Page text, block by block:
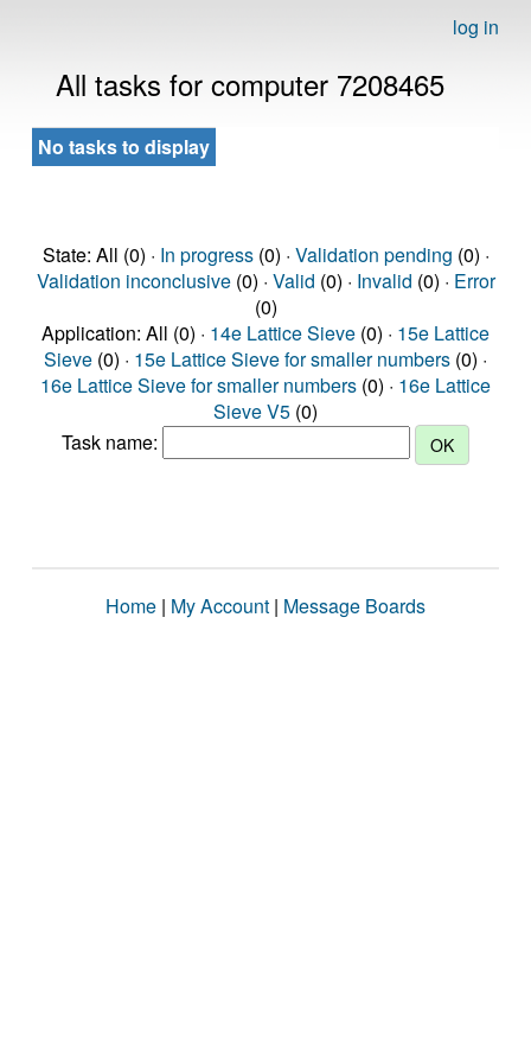
log in
All tasks for computer 7208465
No tasks to display
State: All (0) · In progress(0) · Validation pending (0) ·
Validation inconclusive(0) · Valid (0) · Invalid (0) · Error
(0)
Application: All (0) · 14e Lattice Sieve (0) · 15e Lattice
Sieve (0) · 15e Lattice Sieve for smaller numbers (0) ·
16e Lattice Sieve for smaller numbers (0) · 16e Lattice
Sieve V5 (0)
Task name:
Home | My Account | Message Boards